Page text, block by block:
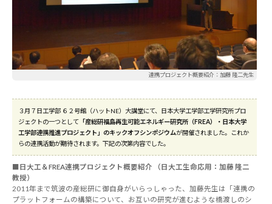
連携プロジェクト概要紹介：加藤 隆二先生
３月７日工学部 ６２号館（ハットNE）大講堂にて、日本大学工学部工学研究所プロ
ジェクトの一つとして 「産総研福島再生可能エネルギー研究所（FREA）・日本大学
工学部連携推進プロジェクト」のキックオフシンポジウムが開催されました。これか
らの連携活動が期待されます。下記の次第内容でした。
■日大工＆FREA連携プロジェクト概要紹介 （日大工生命応用：加藤 隆二
教授）
2011年まで筑波の産総研に御自身がいらっしゃった、加藤先生は「連携の
プラットフォームの構築について、お互いの研究が進むような橋渡しのシ